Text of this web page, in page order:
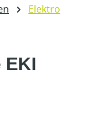
Elektro
EKI